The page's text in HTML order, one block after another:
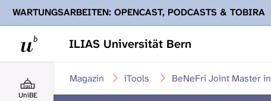
ILIAS Universität Bern
WARTUNGSARBEITEN: OPENCAST, PODCASTS & TOBIRA
Ihnen Podcasts, Opencast-Videos und Tobira nicht zur
UniBE
BeNeFri Joint Master
iTools
Magazin